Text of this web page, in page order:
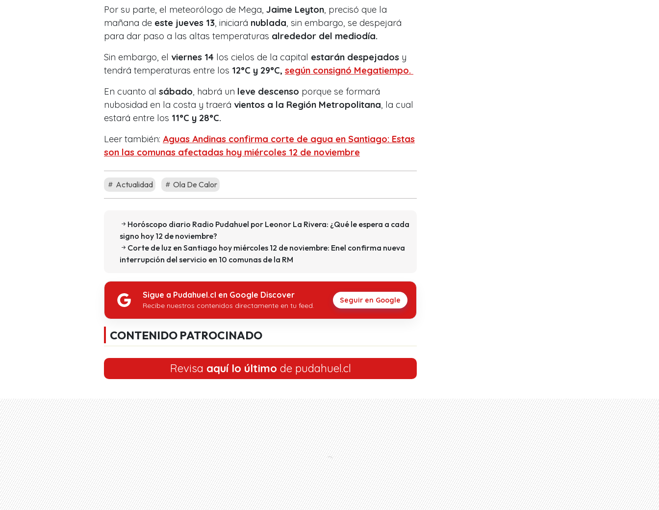
Por su parte, el meteorólogo de Mega, Jaime Leyton , precisó que la
mañana de este jueves 13 , iniciará nublada , sin embargo, se despejará
para dar paso a las altas temperaturas alrededor del mediodía.
Sin embargo, el viernes 14 los cielos de la capital estarán despejados y
tendrá temperaturas entre los 12°C y 29°C, según consignó Megatiempo.
En cuanto al sábado , habrá un leve descenso porque se formará
nubosidad en la costa y traerá vientos a la Región Metropolitana , la cual
estará entre los 11°C y 28°C.
Leer también: Aguas Andinas confirma corte de agua en Santiago: Estas
son las comunas afectadas hoy miércoles 12 de noviembre
Actualidad Ola De Calor
Horóscopo diario Radio Pudahuel por Leonor La Rivera: ¿Qué le espera a cada
signo hoy 12 de noviembre?
Corte de luz en Santiago hoy miércoles 12 de noviembre: Enel confirma nueva
interrupción del servicio en 10 comunas de la RM
Sigue a Pudahuel.cl en Google Discover
Recibe nuestros contenidos directamente en tu feed.
Seguir en Google
CONTENIDO PATROCINADO
Revisa aquí lo último de pudahuel.cl